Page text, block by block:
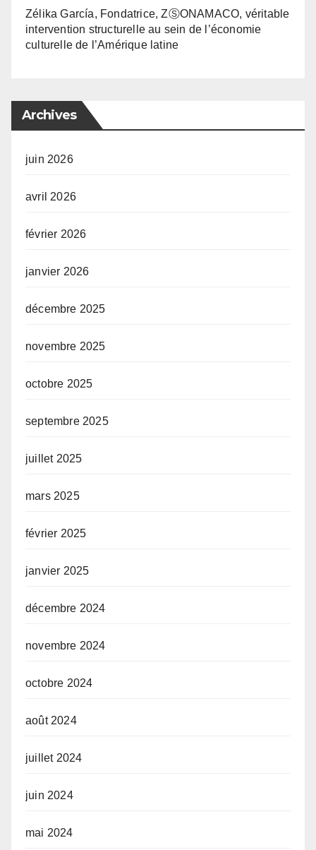
Zélika García, Fondatrice, ZⓈONAMACO, véritable
intervention structurelle au sein de l’économie
culturelle de l’Amérique latine
Archives
juin 2026
avril 2026
février 2026
janvier 2026
décembre 2025
novembre 2025
octobre 2025
septembre 2025
juillet 2025
mars 2025
février 2025
janvier 2025
décembre 2024
novembre 2024
octobre 2024
août 2024
juillet 2024
juin 2024
mai 2024